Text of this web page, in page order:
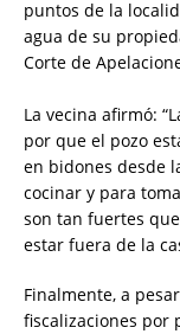
puntos de la
agua de su
Corte de
La vecina afirmó:
por que el pozo
en bidones desde
cocinar y para
son tan fuertes
estar fuera de la
Finalmente, a
fiscalizaciones por